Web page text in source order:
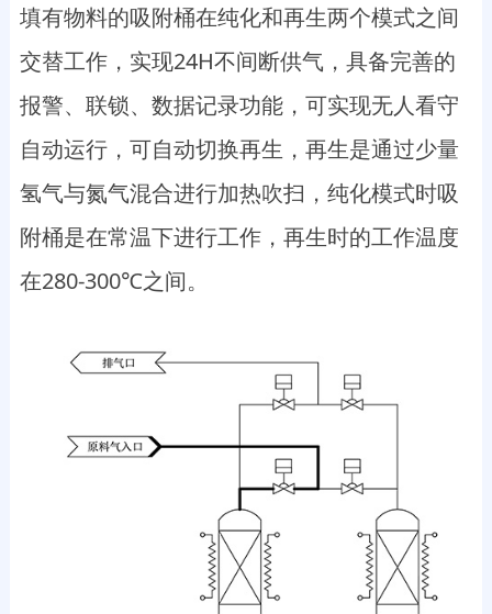
填有物料的吸附桶在纯化和再生两个模式之间
交替工作，实现24H不间断供气，具备完善的
报警、联锁、数据记录功能，可实现无人看守
自动运行，可自动切换再生，再生是通过少量
氢气与氮气混合进行加热吹扫，纯化模式时吸
附桶是在常温下进行工作，再生时的工作温度
在280-300℃之间。